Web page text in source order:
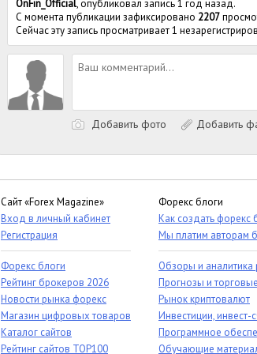
OnFin_Official, опубликовал запись 1 год назад.
С момента публикации зафиксировано 2207
Сейчас эту запись просматривает 1
Добавить фото Добавить
Сайт «Forex Magazine»
Вход в личный кабинет
Регистрация
Форекс блоги
Рейтинг брокеров 2026
Новости рынка форекс
Магазин цифровых товаров
Каталог сайтов
Рейтинг сайтов TOP100
Форекс блоги
Как создать форекс
Мы платим авторам
Обзоры и аналитика
Прогнозы и
Рынок криптовалют
Инвестиции, инвест-
Программное
Обучающие